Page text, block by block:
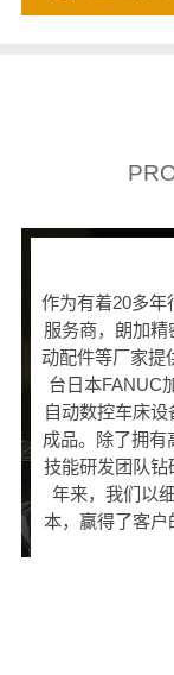
作为有着20多年
服务商，朗加
动配件等厂家提
台日本FANUC
自动数控车床
成品。除了拥有
技能研发团队钻
年来，我们以
本，赢得了客户